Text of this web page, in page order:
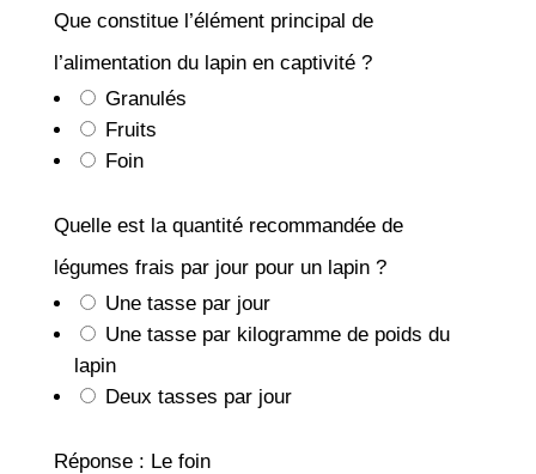
Que constitue l’élément principal de
l’alimentation du lapin en captivité ?
Granulés
Fruits
Foin
Quelle est la quantité recommandée de
légumes frais par jour pour un lapin ?
Une tasse par jour
Une tasse par kilogramme de poids du
lapin
Deux tasses par jour
Réponse : Le foin